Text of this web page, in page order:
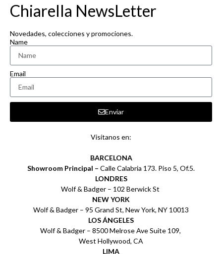
Chiarella NewsLetter
Novedades, colecciones y promociones.
Name
Email
Enviar
Visítanos en:
BARCELONA
Showroom Principal – Calle Calabria 173. Piso 5, Of.5.
LONDRES
Wolf & Badger – 102 Berwick St
NEW YORK
Wolf & Badger – 95 Grand St, New York, NY 10013
LOS ÁNGELES
Wolf & Badger – 8500 Melrose Ave Suite 109,
West Hollywood, CA
LIMA